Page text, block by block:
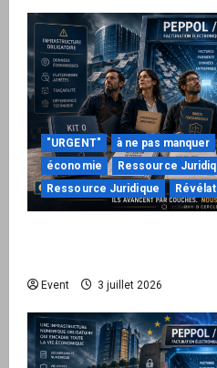
"URGENT" à ne pas manquer
économie
Ressource
Ressource Juridique
Event 3 juillet 2026